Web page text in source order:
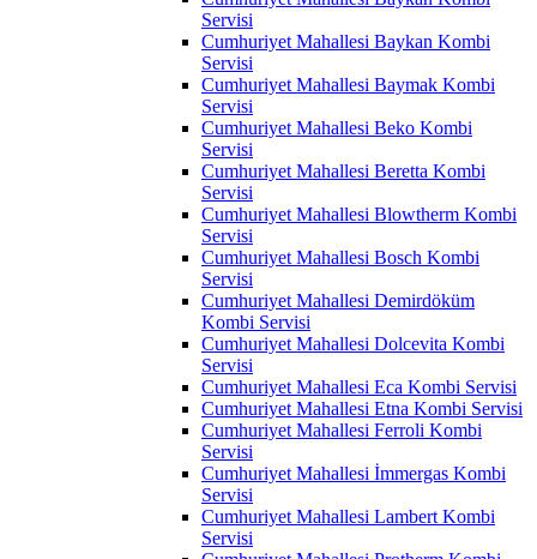
Servisi
Cumhuriyet Mahallesi Baykan Kombi
Servisi
Cumhuriyet Mahallesi Baymak Kombi
Servisi
Cumhuriyet Mahallesi Beko Kombi
Servisi
Cumhuriyet Mahallesi Beretta Kombi
Servisi
Cumhuriyet Mahallesi Blowtherm Kombi
Servisi
Cumhuriyet Mahallesi Bosch Kombi
Servisi
Cumhuriyet Mahallesi Demirdöküm
Kombi Servisi
Cumhuriyet Mahallesi Dolcevita Kombi
Servisi
Cumhuriyet Mahallesi Eca Kombi Servisi
Cumhuriyet Mahallesi Etna Kombi Servisi
Cumhuriyet Mahallesi Ferroli Kombi
Servisi
Cumhuriyet Mahallesi İmmergas Kombi
Servisi
Cumhuriyet Mahallesi Lambert Kombi
Servisi